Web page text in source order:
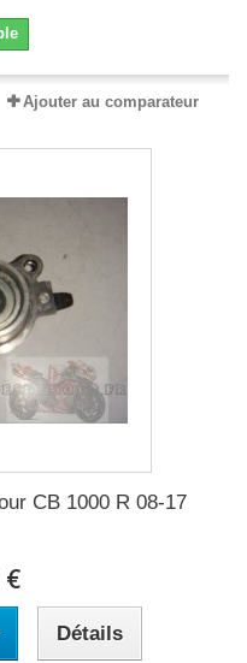
Ajouter au comparateur
CB 1000 R 08-17
€
Détails